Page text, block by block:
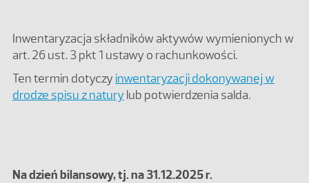
Inwentaryzacja składników aktywów wymienionych w
art. 26 ust. 3 pkt 1 ustawy o rachunkowości.
Ten termin dotyczy inwentaryzacji dokonywanej w
drodze spisu z natury lub potwierdzenia salda.
Na dzień bilansowy, tj. na 31.12.2025 r.